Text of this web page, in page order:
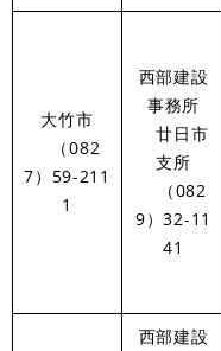
大竹市
（082
7）59-211
1
西部建設
事務所
廿日市
支所
（082
9）32-11
41
西部建設